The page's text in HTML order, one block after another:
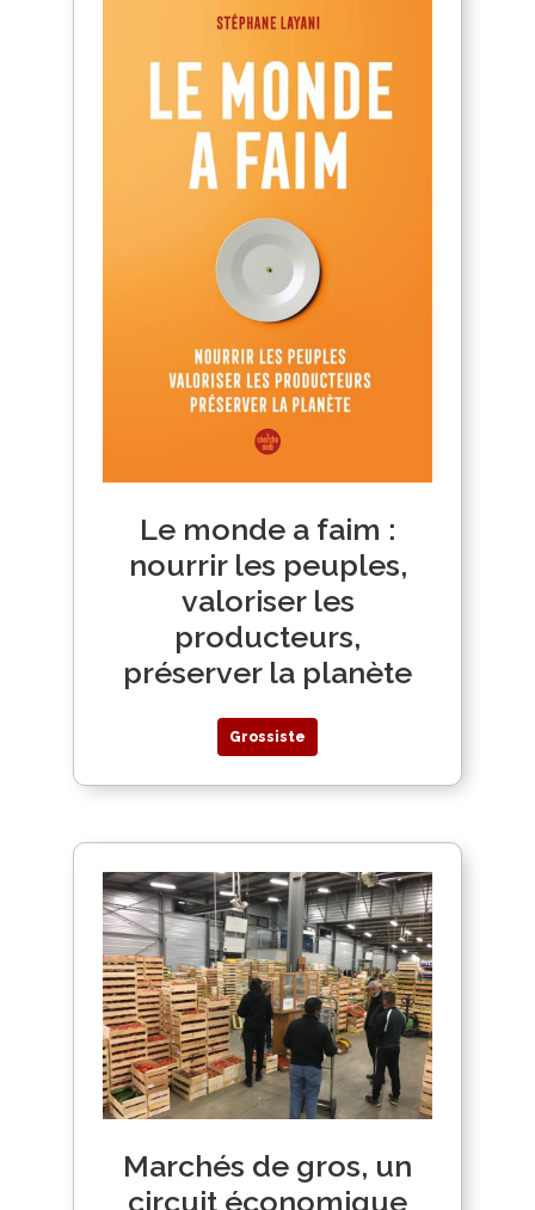
Le monde a faim :
nourrir les peuples,
valoriser les
producteurs,
préserver la planète
Grossiste
Marchés de gros, un
circuit économique